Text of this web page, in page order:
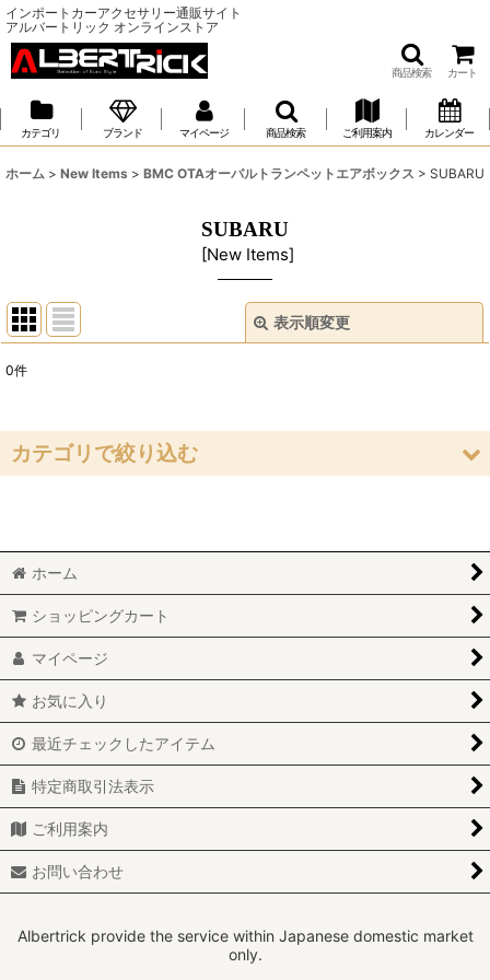
インポートカーアクセサリー通販サイト
アルバートリック オンラインストア
商品検索 カート
カテゴリ ブランド マイページ 商品検索 ご利用案内 カレンダー
ホーム > New Items > BMC OTAオーバルトランペットエアボックス > SUBARU
SUBARU
[New Items]
表示順変更
並び順:
0件
カテゴリで絞り込む
ALFAROMEO
LAMBORGHINI
MITSUBISHI
SUBARU
SUZUKI
TOYOTA
VOLKSWAGEN
ユニバーサル
ホーム
ショッピングカート
マイページ
お気に入り
最近チェックしたアイテム
特定商取引法表示
ご利用案内
お問い合わせ
Albertrick provide the service within Japanese domestic market
only.